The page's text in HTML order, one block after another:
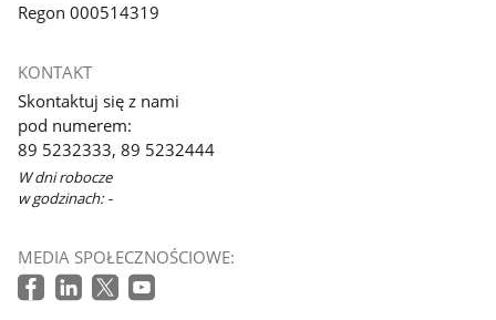
Regon 000514319
KONTAKT
Skontaktuj się z nami
pod numerem:
89 5232333, 89 5232444
W dni robocze
w godzinach: -
MEDIA SPOŁECZNOŚCIOWE: